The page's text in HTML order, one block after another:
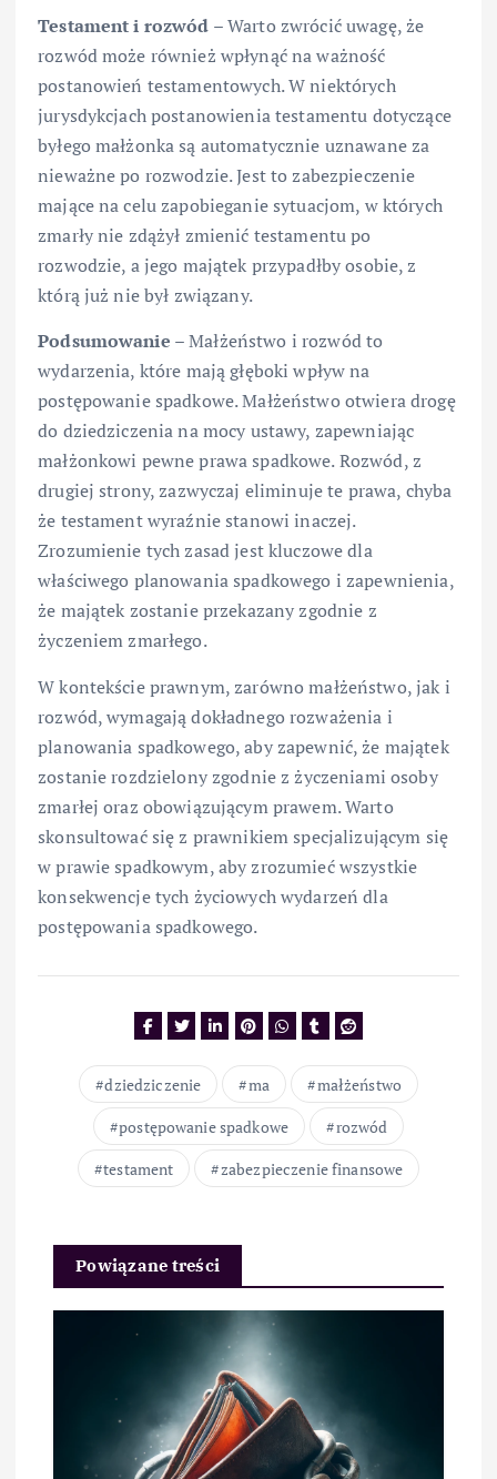
Testament i rozwód – Warto zwrócić uwagę, że
rozwód może również wpłynąć na ważność
postanowień testamentowych. W niektórych
jurysdykcjach postanowienia testamentu dotyczące
byłego małżonka są automatycznie uznawane za
nieważne po rozwodzie. Jest to zabezpieczenie
mające na celu zapobieganie sytuacjom, w których
zmarły nie zdążył zmienić testamentu po
rozwodzie, a jego majątek przypadłby osobie, z
którą już nie był związany.
Podsumowanie – Małżeństwo i rozwód to
wydarzenia, które mają głęboki wpływ na
postępowanie spadkowe. Małżeństwo otwiera drogę
do dziedziczenia na mocy ustawy, zapewniając
małżonkowi pewne prawa spadkowe. Rozwód, z
drugiej strony, zazwyczaj eliminuje te prawa, chyba
że testament wyraźnie stanowi inaczej.
Zrozumienie tych zasad jest kluczowe dla
właściwego planowania spadkowego i zapewnienia,
że majątek zostanie przekazany zgodnie z
życzeniem zmarłego.
W kontekście prawnym, zarówno małżeństwo, jak i
rozwód, wymagają dokładnego rozważenia i
planowania spadkowego, aby zapewnić, że majątek
zostanie rozdzielony zgodnie z życzeniami osoby
zmarłej oraz obowiązującym prawem. Warto
skonsultować się z prawnikiem specjalizującym się
w prawie spadkowym, aby zrozumieć wszystkie
konsekwencje tych życiowych wydarzeń dla
postępowania spadkowego.
dziedziczenie ma
małżeństwo
postępowanie spadkowe
rozwód
testament
zabezpieczenie finansowe
Powiązane treści